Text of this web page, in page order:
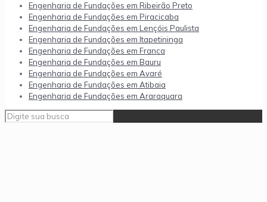
Engenharia de Fundações em Ribeirão Preto
Engenharia de Fundações em Piracicaba
Engenharia de Fundações em Lençóis Paulista
Engenharia de Fundações em Itapetininga
Engenharia de Fundações em Franca
Engenharia de Fundações em Bauru
Engenharia de Fundações em Avaré
Engenharia de Fundações em Atibaia
Engenharia de Fundações em Araraquara